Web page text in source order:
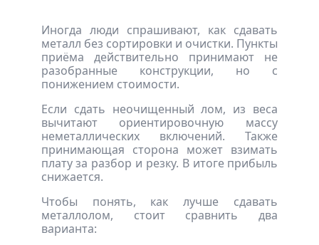
Иногда люди спрашивают, как сдавать
металл без сортировки и очистки. Пункты
приёма действительно принимают не
разобранные конструкции, но с
понижением стоимости.
Если сдать неочищенный лом, из веса
вычитают ориентировочную массу
неметаллических включений. Также
принимающая сторона может взимать
плату за разбор и резку. В итоге прибыль
снижается.
Чтобы понять, как лучше сдавать
металлолом, стоит сравнить два
варианта: